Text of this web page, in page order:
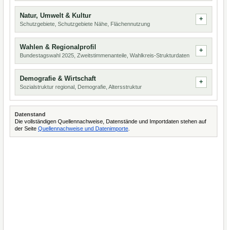
Natur, Umwelt & Kultur
Schutzgebiete, Schutzgebiete Nähe, Flächennutzung
Wahlen & Regionalprofil
Bundestagswahl 2025, Zweitstimmenanteile, Wahlkreis-Strukturdaten
Demografie & Wirtschaft
Sozialstruktur regional, Demografie, Altersstruktur
Datenstand
Die vollständigen Quellennachweise, Datenstände und Importdaten stehen auf
der Seite Quellennachweise und Datenimporte